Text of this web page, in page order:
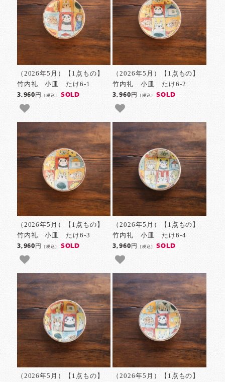
（2026年5月）【1点もの】
竹内礼 小皿 たけ6-1
3,960円[税込] SOLD
（2026年5月）【1点もの】
竹内礼 小皿 たけ6-2
3,960円 [税込] SOLD
（2026年5月）【1点もの】
竹内礼 小皿 たけ6-3
3,960円[税込] SOLD
（2026年5月）【1点もの】
竹内礼 小皿 たけ6-4
3,960円 [税込] SOLD
（2026年5月）【1点もの】 （2026年5月）【1点もの】